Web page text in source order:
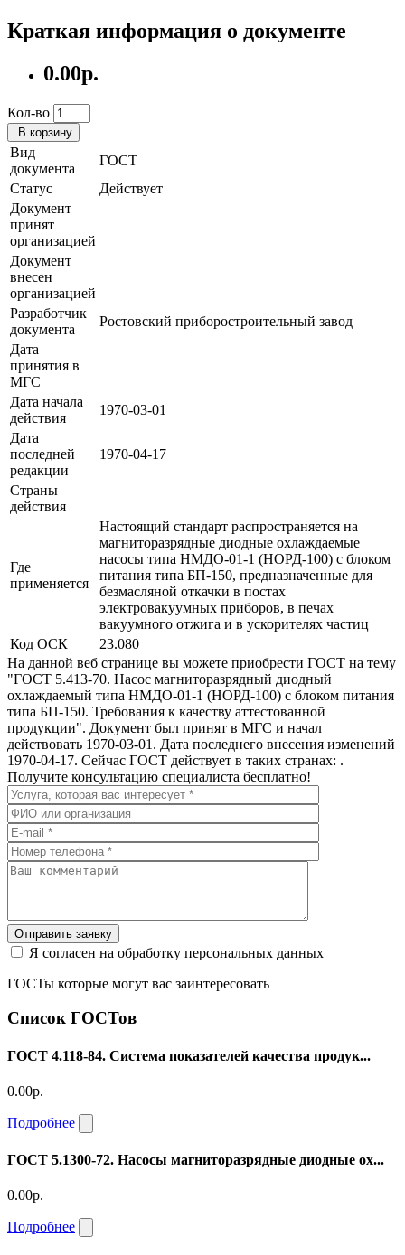
Краткая информация о документе
0.00р.
Кол-во
В корзину
Вид
документа
ГОСТ
Статус
Действует
Документ
принят
организацией
Документ
внесен
организацией
Разработчик
документа
Ростовский приборостроительный завод
Дата
принятия в
МГС
Дата начала
действия
1970-03-01
Дата
последней
редакции
1970-04-17
Страны
действия
Где
применяется
Настоящий стандарт распространяется на
магниторазрядные диодные охлаждаемые
насосы типа НМДО-01-1 (НОРД-100) с блоком
питания типа БП-150, предназначенные для
безмасляной откачки в постах
электровакуумных приборов, в печах
вакуумного отжига и в ускорителях частиц
Код ОСК
23.080
На данной веб странице вы можете приобрести ГОСТ на тему
"ГОСТ 5.413-70. Насос магниторазрядный диодный
охлаждаемый типа НМДО-01-1 (НОРД-100) с блоком питания
типа БП-150. Требования к качеству аттестованной
продукции". Документ был принят в МГС и начал
действовать 1970-03-01. Дата последнего внесения изменений
1970-04-17. Сейчас ГОСТ действует в таких странах: .
Получите консультацию специалиста бесплатно!
Отправить заявку
Я согласен на обработку персональных данных
ГОСТы которые могут вас заинтересовать
Список ГОСТов
ГОСТ 4.118-84. Система показателей качества продук...
0.00р.
Подробнее
ГОСТ 5.1300-72. Насосы магниторазрядные диодные ох...
0.00р.
Подробнее